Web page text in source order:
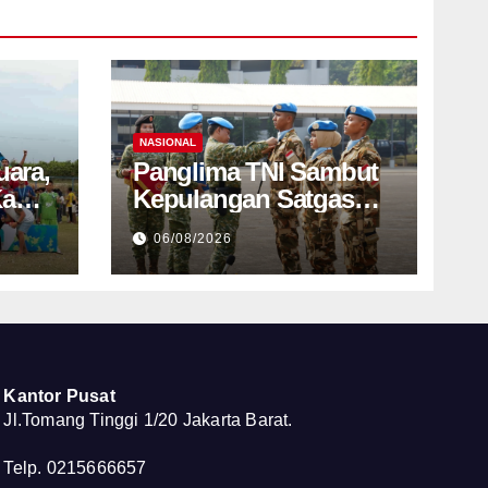
NASIONAL
Panglima TNI Sambut
Kepulangan Satgas
Kizi TNI Kontingen
Garuda XX-V
MONUSCO
06/08/2026
Kantor Pusat
Jl.Tomang Tinggi 1/20 Jakarta Barat.
Telp. 0215666657